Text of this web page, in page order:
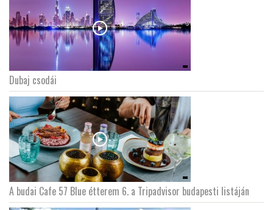
Dubaj csodái
A budai Cafe 57 Blue étterem 6. a Tripadvisor budapesti listáján